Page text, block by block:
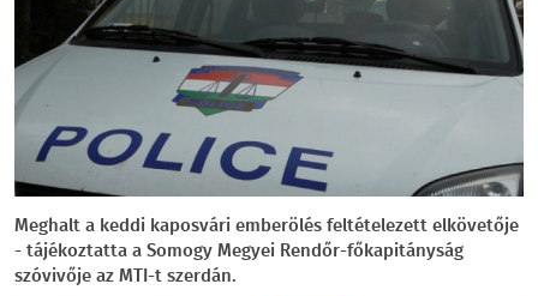
Meghalt a keddi kaposvári emberölés feltételezett elkövetője
- tájékoztatta a Somogy Megyei Rendőr-főkapitányság
szóvivője az MTI-t szerdán.